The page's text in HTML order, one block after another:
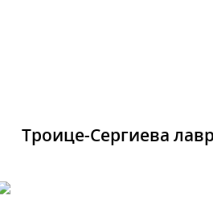
Троице-Сергиева